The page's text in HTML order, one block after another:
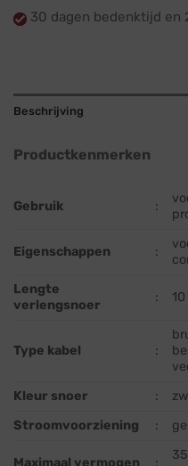
30 dagen bedenktijd en
Beschrijving
Productkenmerken
Gebruik :
Eigenschappen :
Lengte
verlengsnoer
:
Type kabel :
Kleur snoer
:
Stroomvoorziening
: